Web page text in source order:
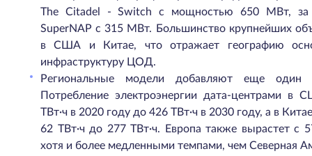
The Citadel - Switch с мощностью 650 МВт, за
SuperNAP с 315 МВт. Большинство крупнейших
в США и Китае, что отражает географию
инфраструктуру ЦОД.
Региональные модели добавляют еще один
Потребление электроэнергии дата-центрами в
ТВт·ч в 2020 году до 426 ТВт·ч в 2030 году, а в
62 ТВт·ч до 277 ТВт·ч. Европа также вырастет с
хотя и более медленными темпами, чем Северная